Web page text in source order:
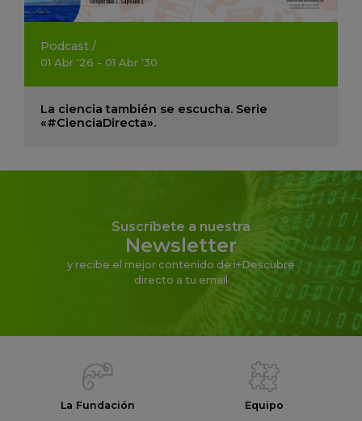
Podcast /
01 Abr '26 - 01 Abr '30
La ciencia también se escucha. Serie
«#CienciaDirecta».
Suscríbete a nuestra
Newsletter
y recibe el mejor contenido de i+Descubre
directo a tu email
La Fundación Equipo